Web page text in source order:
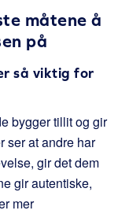
måtene å
på
så viktig for
bygger tillit og gir
ser at andre har
gir det dem
gir autentiske,
mer